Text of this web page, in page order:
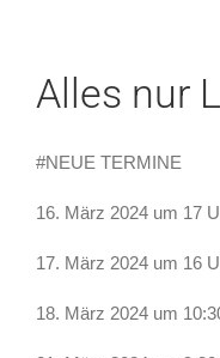
Alles nur
#NEUE TERMINE
16. März 2024 um 17
17. März 2024 um 16
18. März 2024 um